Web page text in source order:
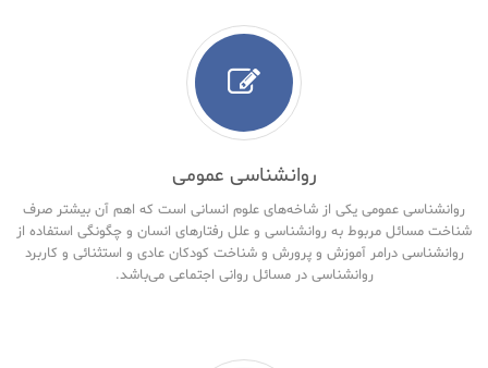
روانشناسی عمومی
روانشناسی عمومی یکی از شاخه‌های علوم انسانی است که اهم آن بیشتر صرف
شناخت مسائل مربوط به روانشناسی و علل رفتارهای انسان و چگونگی استفاده از
روانشناسی درامر آموزش و پرورش و شناخت کودکان عادی و استثنائی و کاربرد
روانشناسی در مسائل روانی اجتماعی می‌باشد.